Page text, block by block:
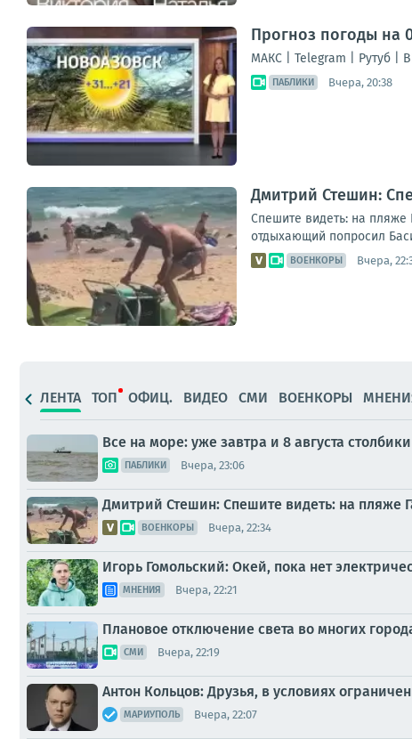
Прогноз погоды на
МАКС | Telegram | Рутуб |
ПАБЛИКИ Вчера, 20:38
Дмитрий Стешин:
Спешите видеть: на пляже
отдыхающий попросил
ВОЕНКОРЫ Вчера,
ЛЕНТА ТОП ОФИЦ. ВИДЕО СМИ ВОЕНКОРЫ
Все на море: уже завтра и 8 августа
ПАБЛИКИ Вчера, 23:06
Дмитрий Стешин: Спешите видеть: на пляже
ВОЕНКОРЫ Вчера, 22:34
Игорь Гомольский: Окей, пока нет
МНЕНИЯ Вчера, 22:21
Плановое отключение света во многих
СМИ Вчера, 22:19
Антон Кольцов: Друзья, в условиях
МАРИУПОЛЬ Вчера, 22:07